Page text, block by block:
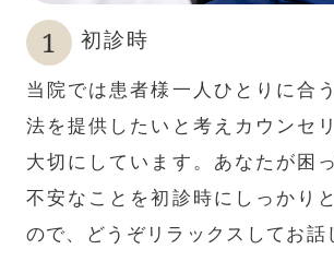
初診時
当院では患者様一人ひとりに合
法を提供したいと考えカウンセ
大切にしています。あなたが困
不安なことを初診時にしっかり
ので、どうぞリラックスしてお話